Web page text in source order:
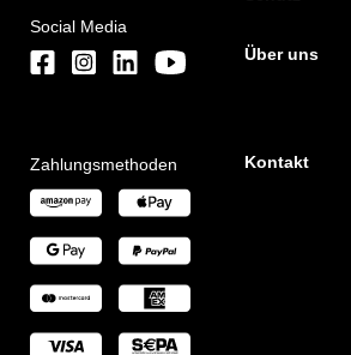
Social Media
Zahlungsmethoden
Über uns
Kontakt